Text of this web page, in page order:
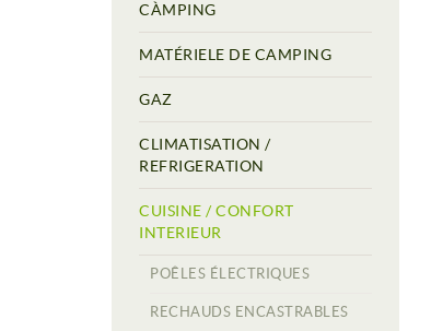
CÀMPING
MATÉRIELE DE CAMPING
GAZ
CLIMATISATION /
REFRIGERATION
CUISINE / CONFORT
INTERIEUR
POÊLES ÉLECTRIQUES
RECHAUDS ENCASTRABLES